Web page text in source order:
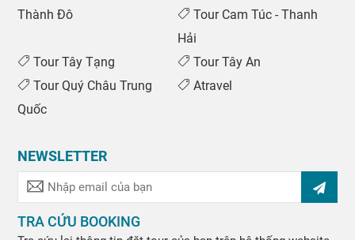
Thành Đô
Tour Cam Túc - Thanh
Hải
Tour Tây Tạng
Tour Tây An
Tour Quý Châu Trung
Quốc
Atravel
NEWSLETTER
TRA CỨU BOOKING